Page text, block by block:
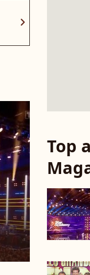
chevron_right
Top